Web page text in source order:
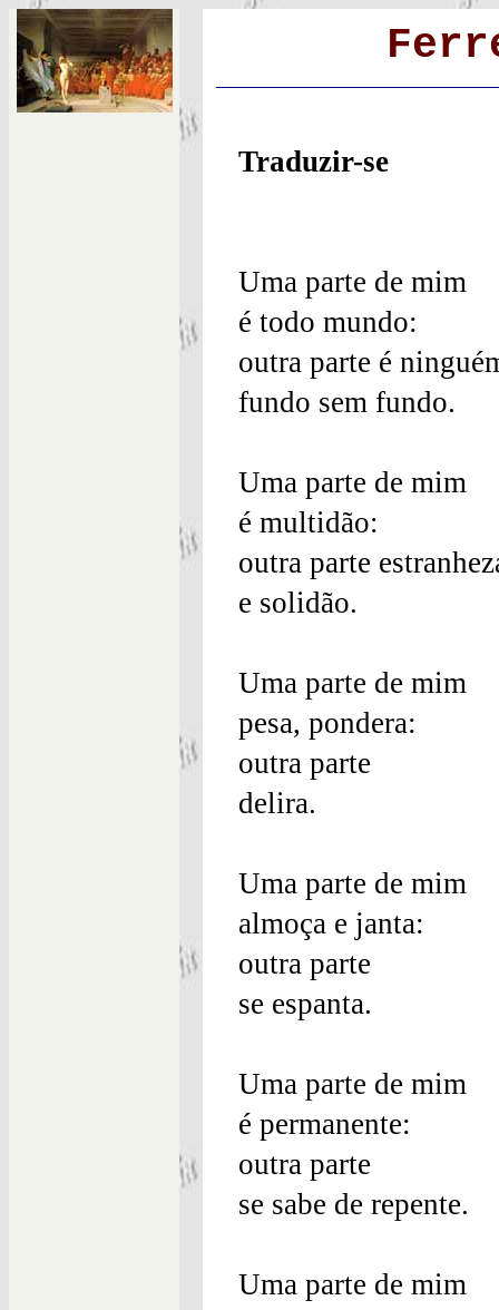
Traduzir-se
Uma parte de mim
é todo mundo:
outra parte é
fundo sem fundo.
Uma parte de mim
é multidão:
outra parte
e solidão.
Uma parte de mim
pesa, pondera:
outra parte
delira.
Uma parte de mim
almoça e janta:
outra parte
se espanta.
Uma parte de mim
é permanente:
outra parte
se sabe de repente.
Uma parte de mim